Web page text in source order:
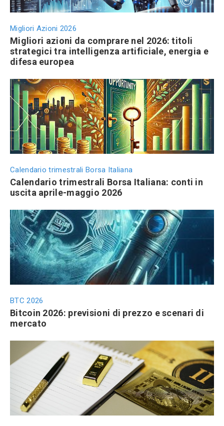
Migliori Azioni 2026
Migliori azioni da comprare nel 2026: titoli
strategici tra intelligenza artificiale, energia e
difesa europea
Calendario trimestrali Borsa Italiana
Calendario trimestrali Borsa Italiana: conti in
uscita aprile-maggio 2026
BTC 2026
Bitcoin 2026: previsioni di prezzo e scenari di
mercato